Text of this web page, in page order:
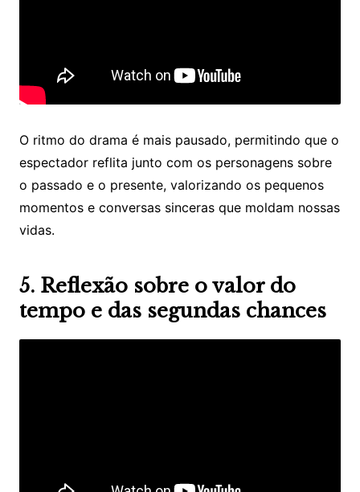
O ritmo do drama é mais pausado, permitindo que o
espectador reflita junto com os personagens sobre
o passado e o presente, valorizando os pequenos
momentos e conversas sinceras que moldam nossas
vidas.
5. Reflexão sobre o valor do
tempo e das segundas chances